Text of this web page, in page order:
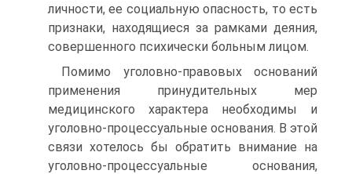
личности, ее социальную опасность, то есть
признаки, находящиеся за рамками деяния,
совершенного психически больным лицом.
Помимо уголовно-правовых оснований
применения принудительных мер
медицинского характера необходимы и
уголовно-процессуальные основания. В этой
связи хотелось бы обратить внимание на
уголовно-процессуальные основания,